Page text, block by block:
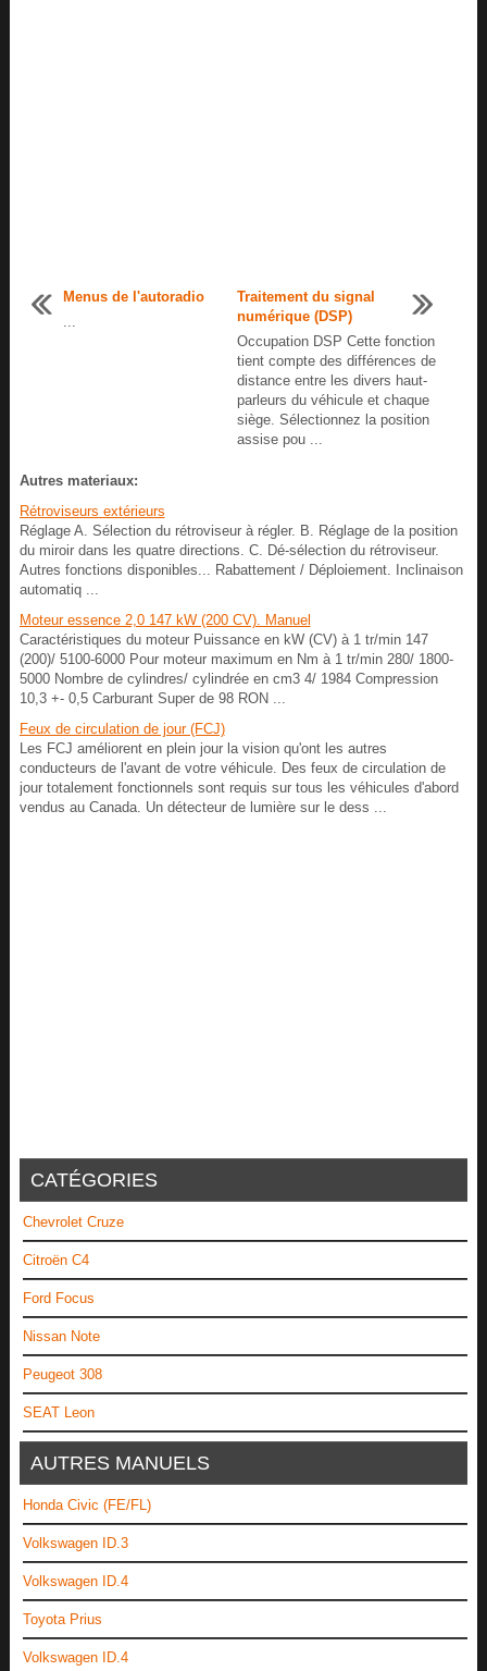
Menus de l'autoradio
Traitement du signal
numérique (DSP)
Occupation DSP Cette fonction
tient compte des différences de
distance entre les divers haut-
parleurs du véhicule et chaque
siège. Sélectionnez la position
assise pou ...
Autres materiaux:
Rétroviseurs extérieurs
Réglage A. Sélection du rétroviseur à régler. B. Réglage de la position
du miroir dans les quatre directions. C. Dé-sélection du rétroviseur.
Autres fonctions disponibles... Rabattement / Déploiement. Inclinaison
automatiq ...
Moteur essence 2,0 147 kW (200 CV). Manuel
Caractéristiques du moteur Puissance en kW (CV) à 1 tr/min 147
(200)/ 5100-6000 Pour moteur maximum en Nm à 1 tr/min 280/ 1800-
5000 Nombre de cylindres/ cylindrée en cm3 4/ 1984 Compression
10,3 +- 0,5 Carburant Super de 98 RON ...
Feux de circulation de jour (FCJ)
Les FCJ améliorent en plein jour la vision qu'ont les autres
conducteurs de l'avant de votre véhicule. Des feux de circulation de
jour totalement fonctionnels sont requis sur tous les véhicules d'abord
vendus au Canada. Un détecteur de lumière sur le dess ...
CATÉGORIES
Chevrolet Cruze
Citroën C4
Ford Focus
Nissan Note
Peugeot 308
SEAT Leon
AUTRES MANUELS
Honda Civic (FE/FL)
Volkswagen ID.3
Volkswagen ID.4
Toyota Prius
Volkswagen ID.4